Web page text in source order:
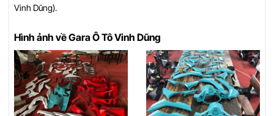
Vinh Dũng).
Hình ảnh về Gara Ô Tô Vinh Dũng